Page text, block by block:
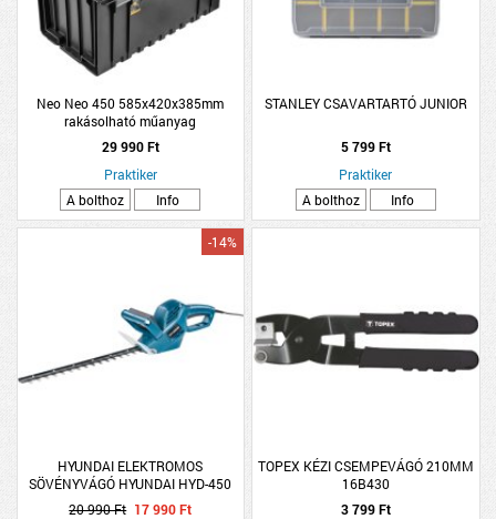
Neo Neo 450 585x420x385mm
rakásolható műanyag
szerszámosláda
29 990 Ft
Praktiker
A bolthoz
Info
STANLEY CSAVARTARTÓ JUNIOR
5 799 Ft
Praktiker
A bolthoz
Info
HYUNDAI ELEKTROMOS
SÖVÉNYVÁGÓ HYUNDAI HYD-450
550W 41CM
-14%
20 990 Ft 17 990 Ft
TOPEX KÉZI CSEMPEVÁGÓ 210MM
16B430
3 799 Ft